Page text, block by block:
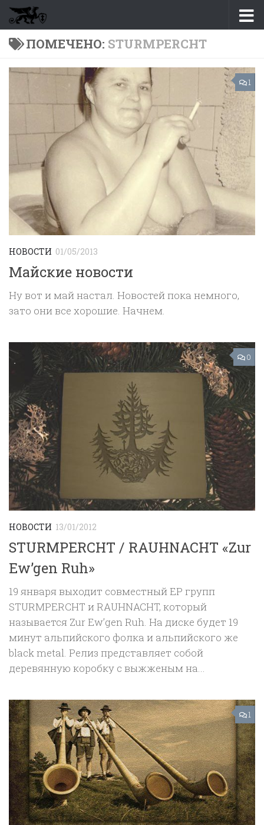
Перейти к содержимому
ПОМЕЧЕНО: STURMPERCHT
1
НОВОСТИ 01/05/2013
Майские новости
Ну вот и май настал. Новостей пока немного,
зато они все хорошие. Начнем.
0
НОВОСТИ 13/01/2012
STURMPERCHT / RAUHNACHT «Zur
Ew’gen Ruh»
19 января выходит совместный EP групп
STURMPERCHT и RAUHNACHT, который
называется Zur Ew’gen Ruh. На диске будет 19
минут альпийского фолка и альпийского же
black metal. Релиз представляет собой
деревянную коробку с выжженым на...
1